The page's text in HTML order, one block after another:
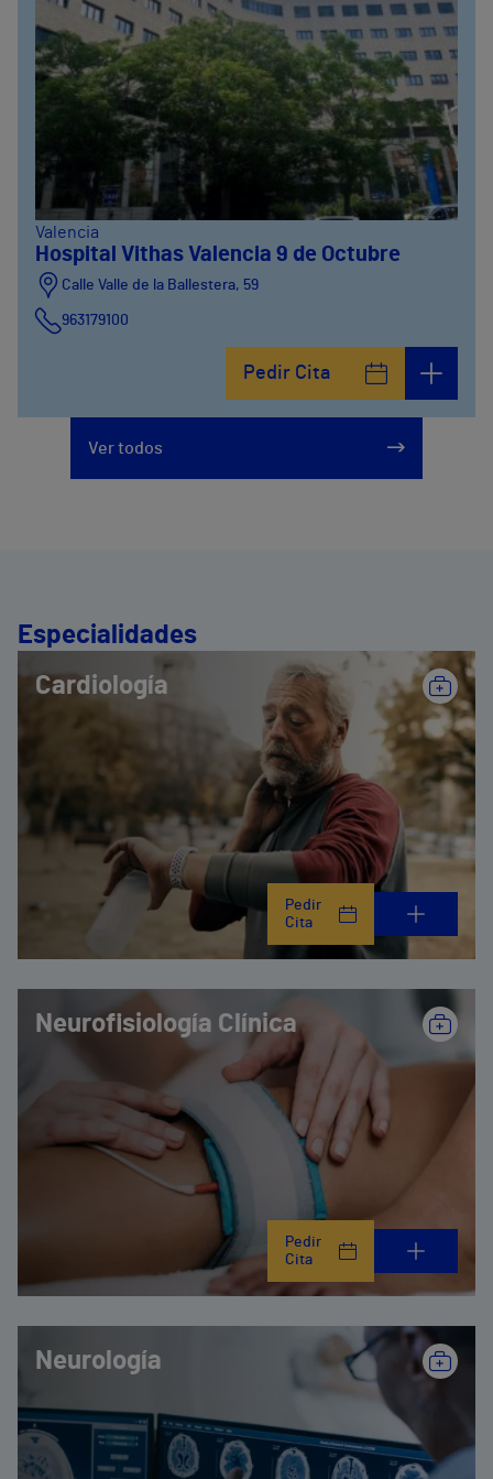
Valencia
Hospital Vithas Valencia 9 de Octubre
Calle Valle de la Ballestera, 59
963179100
Pedir Cita
Ver todos
Especialidades
Cardiología
Pedir
Cita
Neurofisiología Clínica
Pedir
Cita
Neurología